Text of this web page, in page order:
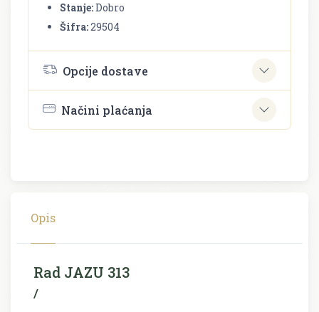
Stanje:Dobro
Šifra:29504
Opcije dostave
Načini plaćanja
Opis
Rad JAZU 313
/